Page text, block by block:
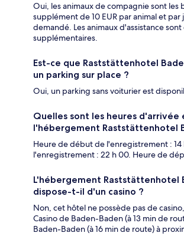
Oui, les animaux de compagnie sont les
supplément de 10 EUR par animal et par
demandé. Les animaux d'assistance
supplémentaires.
Est-ce que Raststättenhotel
un parking sur place ?
Oui, un parking sans voiturier est
Quelles sont les heures
l'hébergement Raststättenhotel
Heure de début de l'enregistrement :
l'enregistrement : 22 h 00. Heure de
L'hébergement Raststättenhotel
dispose-t-il d'un casino ?
Non, cet hôtel ne possède pas de
Casino de Baden-Baden (à 13 min de
Baden-Baden (à 16 min de route) à